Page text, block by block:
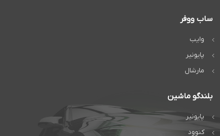
ساب ووفر
وایب
پایونیر
مارشال
بلندگو ماشین
پایونیر
کنوود